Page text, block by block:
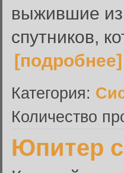
выжившие
спутников,
[подробнее]
Категория:
Количество
Юпитер